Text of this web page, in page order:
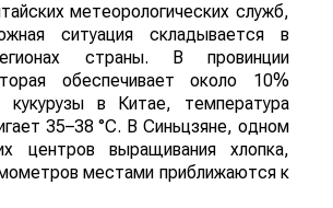
метеорологических служб,
ситуация складывается в
страны. В провинции
обеспечивает около 10%
кукурузы в Китае, температура
35–38 °C. В Синьцзяне, одном
центров выращивания хлопка,
местами приближаются к